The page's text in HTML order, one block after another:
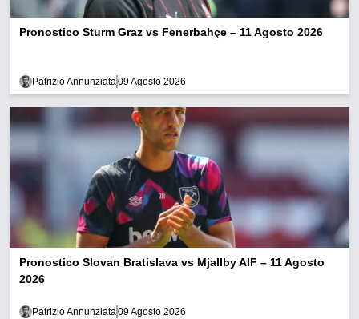
Pronostico Sturm Graz vs Fenerbahçe – 11 Agosto 2026
Patrizio Annunziata09 Agosto 2026
Pronostico Slovan Bratislava vs Mjallby AIF – 11 Agosto
2026
Patrizio Annunziata09 Agosto 2026